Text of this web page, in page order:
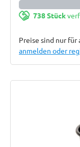
738 Stück
Preise sind nur
anmelden oder